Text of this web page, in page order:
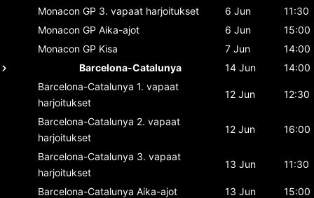
Monacon GP 3. vapaat harjoitukset 6 Jun
11:30
Monacon GP Aika-ajot 6 Jun
15:00
Monacon GP Kisa 7 Jun
14:00
Barcelona-Catalunya
14 Jun
14:00
Barcelona-Catalunya 1. vapaat
harjoitukset
12 Jun 12:30
Barcelona-Catalunya 2. vapaat
harjoitukset
12 Jun 16:00
Barcelona-Catalunya 3. vapaat
harjoitukset
13 Jun 11:30
Barcelona-Catalunya Aika-ajot 13 Jun
15:00